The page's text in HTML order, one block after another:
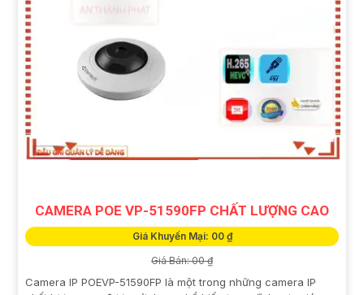
CAMERA POE VP-51590FP CHẤT LƯỢNG CAO
Giá Khuyến Mại: 00 ₫
Giá Bán: 00 ₫
Camera IP POEVP-51590FP là một trong những camera IP